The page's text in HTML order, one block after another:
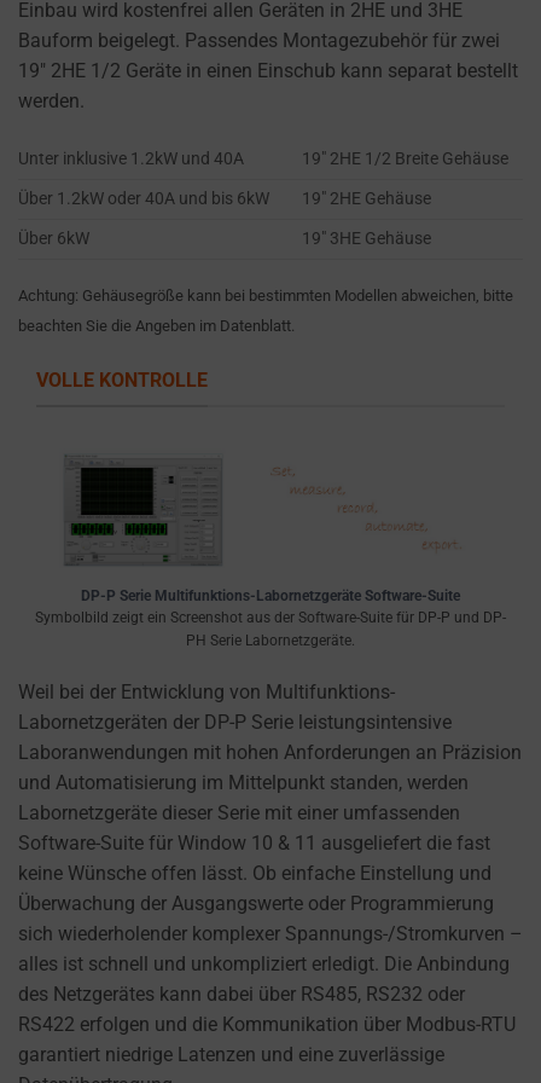
Einbau wird kostenfrei allen Geräten in 2HE und 3HE
Bauform beigelegt. Passendes Montagezubehör für zwei
19″ 2HE 1/2 Geräte in einen Einschub kann separat bestellt
werden.
Unter inklusive 1.2kW und 40A
19″ 2HE 1/2 Breite Gehäuse
Über 1.2kW oder 40A und bis 6kW
19″ 2HE Gehäuse
Über 6kW
19″ 3HE Gehäuse
Achtung: Gehäusegröße kann bei bestimmten Modellen abweichen, bitte
beachten Sie die Angeben im Datenblatt.
VOLLE KONTROLLE
DP-P Serie Multifunktions-Labornetzgeräte Software-Suite
Symbolbild zeigt ein Screenshot aus der Software-Suite für DP-P und DP-
PH Serie Labornetzgeräte.
Weil bei der Entwicklung von Multifunktions-
Labornetzgeräten der DP-P Serie leistungsintensive
Laboranwendungen mit hohen Anforderungen an Präzision
und Automatisierung im Mittelpunkt standen, werden
Labornetzgeräte dieser Serie mit einer umfassenden
Software-Suite für Window 10 & 11 ausgeliefert die fast
keine Wünsche offen lässt. Ob einfache Einstellung und
Überwachung der Ausgangswerte oder Programmierung
sich wiederholender komplexer Spannungs-/Stromkurven –
alles ist schnell und unkompliziert erledigt. Die Anbindung
des Netzgerätes kann dabei über RS485, RS232 oder
RS422 erfolgen und die Kommunikation über Modbus-RTU
garantiert niedrige Latenzen und eine zuverlässige
settings,
which
lets
you
delete
cookies
collects
data,
you
can
refer
the
website’s
privacy
policy.
This
document
outlines